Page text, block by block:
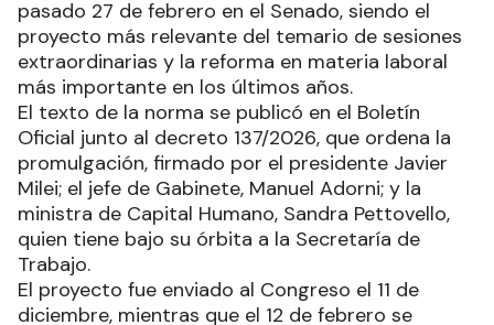
pasado 27 de febrero en el Senado, siendo el
proyecto más relevante del temario de sesiones
extraordinarias y la reforma en materia laboral
más importante en los últimos años.
El texto de la norma se publicó en el Boletín
Oficial junto al decreto 137/2026, que ordena la
promulgación, firmado por el presidente Javier
Milei; el jefe de Gabinete, Manuel Adorni; y la
ministra de Capital Humano, Sandra Pettovello,
quien tiene bajo su órbita a la Secretaría de
Trabajo.
El proyecto fue enviado al Congreso el 11 de
diciembre, mientras que el 12 de febrero se